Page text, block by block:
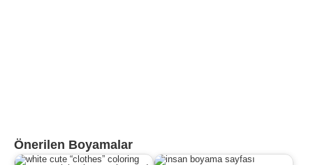
Önerilen Boyamalar